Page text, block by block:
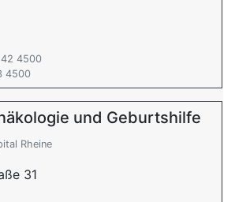
4500
4500
und Geburtshilfe
Rheine
31